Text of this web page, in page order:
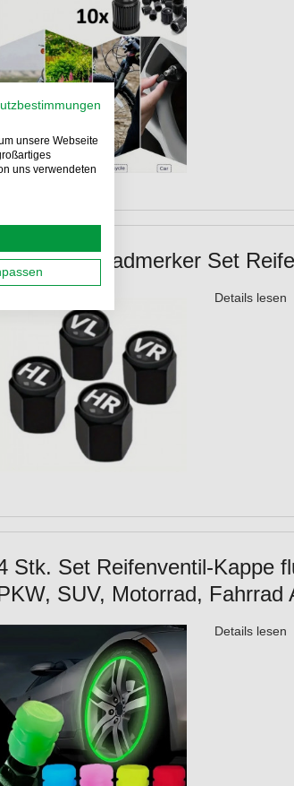
Stk. Set Radmerker Set
Details lesen
Stk. Set Reifenventil-Kappe
SUV, Motorrad, Fahrrad
Details lesen
unsere Webseite
uns verwendeten